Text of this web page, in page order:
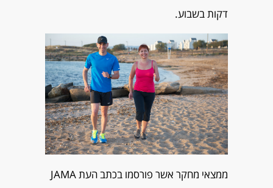
דקות בשבוע.
ממצאי מחקר אשר פורסמו בכתב העת JAMA